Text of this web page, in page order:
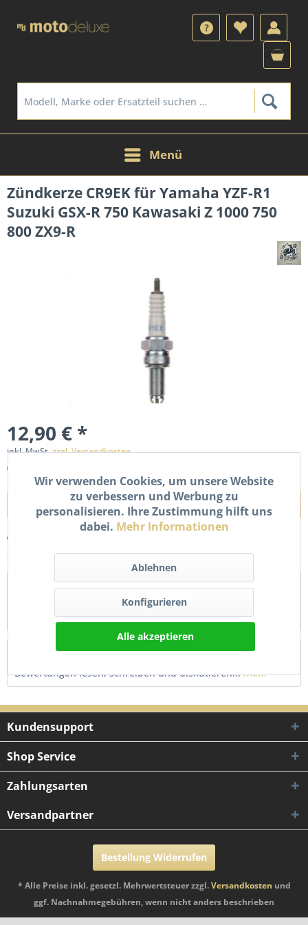
Menü
Zündkerze CR9EK für Yamaha YZF-R1
Suzuki GSX-R 750 Kawasaki Z 1000 750
800 ZX9-R
12,90 € *
inkl. MwSt.zzgl. Versandkosten
In denWarenkorb
Beschreibung
Neue Zündkerze CR9EK. Details Schlüsselweite: 16,0 mm
Gewindedurchmesser: 10,0 mm...mehr
Bewertungen
0
Bewertungen lesen, schreiben und diskutieren...mehr
Kundensupport
Shop Service
Zahlungsarten
Versandpartner
Bestellung Widerrufen
* Alle Preise inkl. gesetzl. Mehrwertsteuer zzgl.Versandkosten und
ggf. Nachnahmegebühren, wenn nicht anders beschrieben
Wir verwenden Cookies, um unsere Website
zu verbessern und Werbung zu
personalisieren. Ihre Zustimmung hilft uns
dabei. Mehr Informationen
Ablehnen
Konfigurieren
Alle akzeptieren